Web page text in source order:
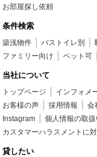
お部屋探し依頼
条件検索
築浅物件 バストイレ別
ファミリー向け
ペット可
当社について
トップページ インフォメ
お客様の声
採用情報 会
Instagram
個人情報の取
カスタマーハラスメントに
貸したい